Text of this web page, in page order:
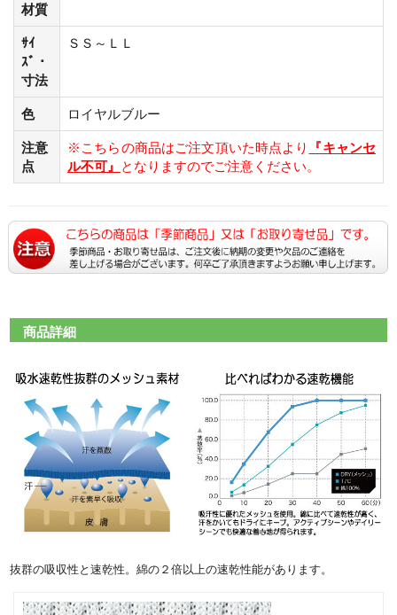
材質
ｻｲ
ｽﾞ・
寸法
ＳＳ～ＬＬ
色 ロイヤルブルー
注意
点
※こちらの商品はご注文頂いた時点より
『キャンセ
ル不可』 となりますのでご注意ください。
商品詳細
抜群の吸収性と速乾性。綿の２倍以上の速乾性能があります。